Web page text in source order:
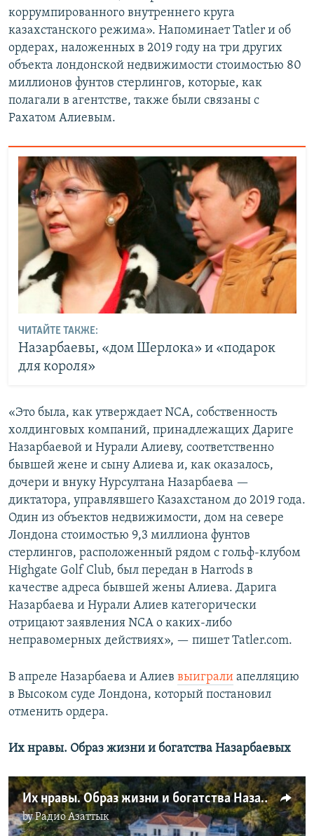
коррумпированного внутреннего круга
казахстанского режима». Напоминает Tatler и об
ордерах, наложенных в 2019 году на три других
объекта лондонской недвижимости стоимостью 80
миллионов фунтов стерлингов, которые, как
полагали в агентстве, также были связаны с
Рахатом Алиевым.
ЧИТАЙТЕ ТАКЖЕ:
Назарбаевы, «дом Шерлока» и «подарок
для короля»
«Это была, как утверждает NCA, собственность
холдинговых компаний, принадлежащих Дариге
Назарбаевой и Нурали Алиеву, соответственно
бывшей жене и сыну Алиева и, как оказалось,
дочери и внуку Нурсултана Назарбаева —
диктатора, управлявшего Казахстаном до 2019 года.
Один из объектов недвижимости, дом на севере
Лондона стоимостью 9,3 миллиона фунтов
стерлингов, расположенный рядом с гольф-клубом
Highgate Golf Club, был передан в Harrods в
качестве адреса бывшей жены Алиева. Дарига
Назарбаева и Нурали Алиев категорически
отрицают заявления NCA о каких-либо
неправомерных действиях», — пишет Tatler.com.
В апреле Назарбаева и Алиев выиграли апелляцию
в Высоком суде Лондона, который постановил
отменить ордера.
Их нравы. Образ жизни и богатства Назарбаевых
Их нравы. Образ жизни и богатства Назарбаевых
byРадио Азаттык